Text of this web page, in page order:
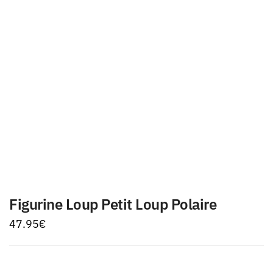
Figurine Loup Petit Loup Polaire
47.95€